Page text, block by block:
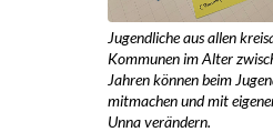
Jugendliche aus allen
Kommunen im Alter
Jahren können beim
mitmachen und mit
Unna verändern.